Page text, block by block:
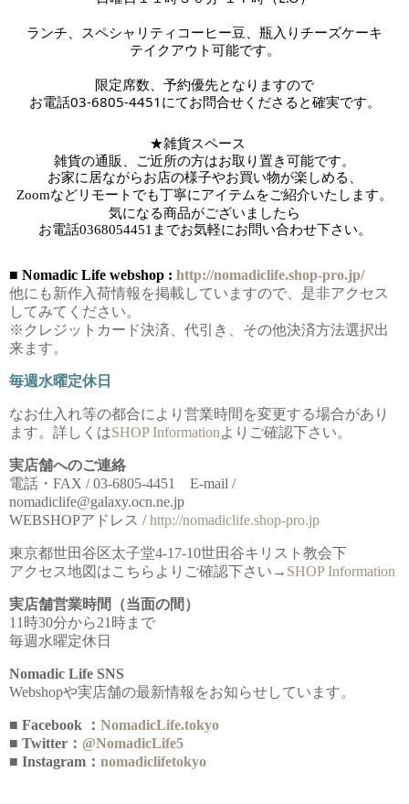
ランチ、スペシャリティコーヒー豆、瓶入りチーズケーキ
テイクアウト可能です。
限定席数、予約優先となりますので
お電話03-6805-4451にてお問合せくださると確実です。
★雑貨スペース
雑貨の通販、ご近所の方はお取り置き可能です。
お家に居ながらお店の様子やお買い物が楽しめる、
Zoomなどリモートでも丁寧にアイテムをご紹介いたします。
気になる商品がございましたら
お電話0368054451までお気軽にお問い合わせ下さい。
■ Nomadic Life webshop : http://nomadiclife.shop-pro.jp/
他にも新作入荷情報を掲載していますので、是非アクセス
してみてください。
※クレジットカード決済、代引き、その他決済方法選択出
来ます。
毎週水曜定休日
なお仕入れ等の都合により営業時間を変更する場合があり
ます。詳しくはSHOP Informationよりご確認下さい。
実店舗へのご連絡
電話・FAX / 03-6805-4451 E-mail /
nomadiclife@galaxy.ocn.ne.jp
WEBSHOPアドレス /http://nomadiclife.shop-pro.jp
東京都世田谷区太子堂4-17-10世田谷キリスト教会下
アクセス地図はこちらよりご確認下さい→ SHOP Information
実店舗営業時間（当面の間）
11時30分から21時まで
毎週水曜定休日
Nomadic Life SNS
Webshopや実店舗の最新情報をお知らせしています。
■ Facebook ： NomadicLife.tokyo
■ Twitter： @NomadicLife5
■ Instagram： nomadiclifetokyo